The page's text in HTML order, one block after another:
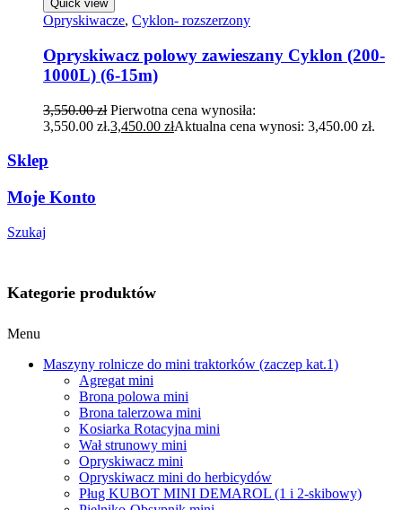
Quick view
Opryskiwacze, Cyklon- rozszerzony
Opryskiwacz polowy zawieszany Cyklon (200-
1000L) (6-15m)
3,550.00zł Pierwotna cena wynosiła:
3,550.00 zł.3,450.00 złAktualna cena wynosi: 3,450.00 zł.
Sklep
Moje Konto
Szukaj
Kategorie produktów
Menu
Maszyny rolnicze do mini traktorków (zaczep kat.1)
Agregat mini
Brona polowa mini
Brona talerzowa mini
Kosiarka Rotacyjna mini
Wał strunowy mini
Opryskiwacz mini
Opryskiwacz mini do herbicydów
Pług KUBOT MINI DEMAROL (1 i 2-skibowy)